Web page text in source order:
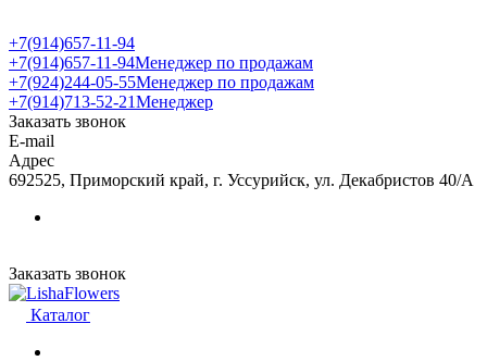
+7(914)657-11-94
+7(914)657-11-94Менеджер по продажам
+7(924)244-05-55Менеджер по продажам
+7(914)713-52-21Менеджер
Заказать звонок
E-mail
Адрес
692525, Приморский край, г. Уссурийск, ул. Декабристов 40/А
Заказать звонок
Каталог